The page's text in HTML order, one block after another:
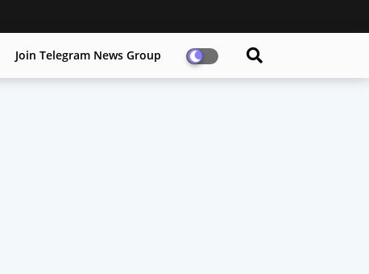
Join Telegram News Group